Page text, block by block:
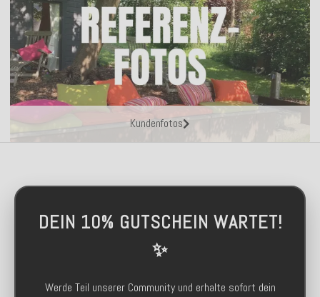
Kundenfotos
DEIN 10% GUTSCHEIN WARTET!
✨
Werde Teil unserer Community und erhalte sofort dein